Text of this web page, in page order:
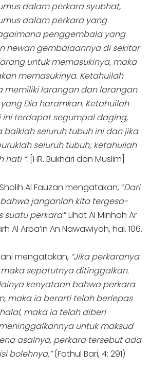
dalam perkara syubhat,
dalam perkara yang
penggembala yang
hewan gembalaannya di sekitar
untuk memasukinya, maka
memasukinya. Ketahuilah
memiliki larangan dan larangan
Dia haramkan. Ketahuilah
terdapat segumpal daging,
baiklah seluruh tubuh ini dan jika
seluruh tubuh; ketahuilah
hati “. [HR. Bukhari dan Muslim]
Al Fauzan mengatakan, “Dari
janganlah kita tergesa-
suatu perkara.” Lihat Al Minhah Ar
Al Arba’in An Nawawiyah, hal. 106.
mengatakan, “Jika perkaranya
sepatutnya ditinggalkan.
kenyataan bahwa perkara
maka ia berarti telah berlepas
maka ia telah diberi
untuk maksud
asalnya, perkara tersebut ada
bolehnya.”(Fathul Bari, 4: 291)